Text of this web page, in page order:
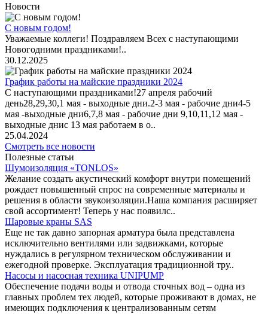
Новости
С новым годом!
Уважаемые коллеги! Поздравляем Всех с наступающими
Новогодними праздниками!..
30.12.2025
График работы на майские праздники 2024
С наступающими праздниками!27 апреля рабочий
день28,29,30,1 мая - выходные дни.2-3 мая - рабочие дни4-5
мая -выходные дни6,7,8 мая - рабочие дни 9,10,11,12 мая -
выходные днис 13 мая работаем в о..
25.04.2024
Смотреть все новости
Полезные статьи
Шумоизоляция «TONLOS»
Желание создать акустический комфорт внутри помещений
рождает повышенный спрос на современные материалы и
решения в области звукоизоляции.Наша компания расширяет
свой ассортимент! Теперь у нас появилс..
Шаровые краны SAS
Еще не так давно запорная арматура была представлена
исключительно вентилями или задвижками, которые
нуждались в регулярном техническом обслуживании и
ежегодной проверке. Эксплуатация традиционной тру..
Насосы и насосная техника UNIPUMP
Обеспечение подачи воды и отвода сточных вод – одна из
главных проблем тех людей, которые проживают в домах, не
имеющих подключения к централизованным сетям